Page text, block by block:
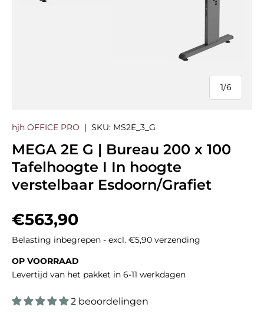
1/
van
6
hjh OFFICE PRO | SKU: MS2E_3_G
MEGA 2E G | Bureau 200 x 100
Tafelhoogte I In hoogte
verstelbaar Esdoorn/Grafiet
Reguliere prijs
€563,90
Belasting inbegrepen - excl. €5,90 verzending
OP VOORRAAD
Levertijd van het pakket in 6-11 werkdagen
2 beoordelingen